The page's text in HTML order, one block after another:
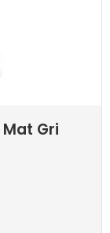
Gri